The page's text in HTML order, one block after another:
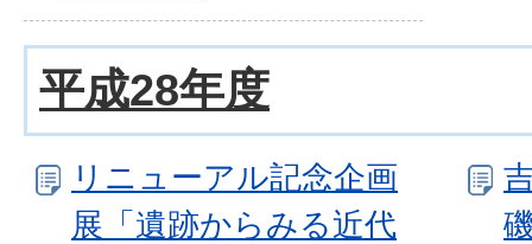
平成28年度
リニューアル記念企画
展「遺跡からみる近代